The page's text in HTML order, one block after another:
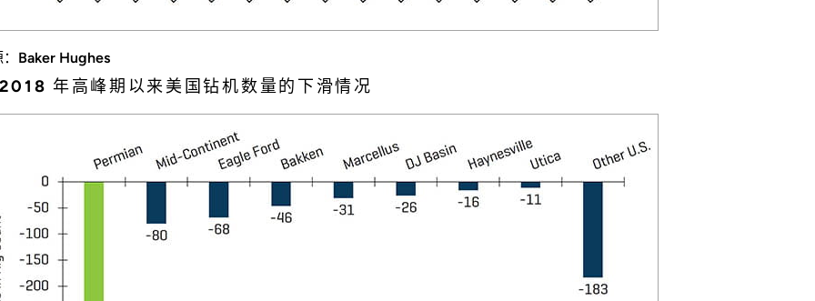
：Baker Hughes
年高峰期以来美国钻机数量的下滑情况